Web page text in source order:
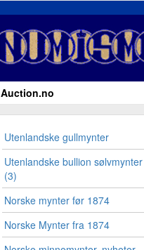
Auction.no
Utenlandske gullmynter
Utenlandske bullion sølvmynter
(3)
Norske mynter før 1874
Norske Mynter fra 1874